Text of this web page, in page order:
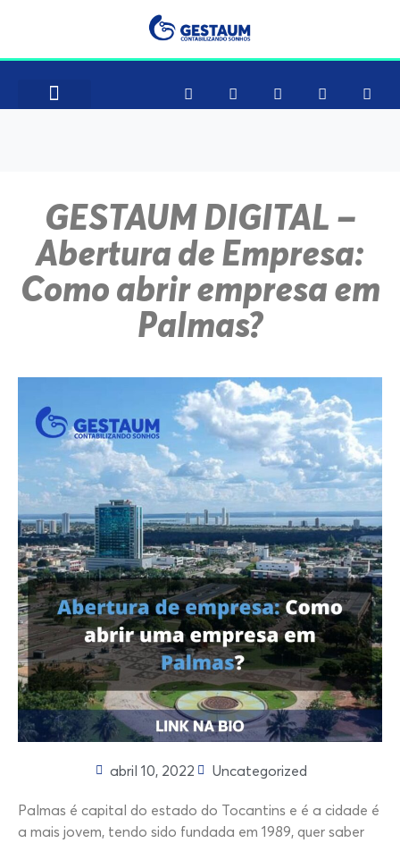
GESTAUM DIGITAL –
Abertura de Empresa:
Como abrir empresa em
Palmas?
abril 10, 2022 Uncategorized
Palmas é capital do estado do Tocantins e é a cidade é
a mais jovem, tendo sido fundada em 1989, quer saber